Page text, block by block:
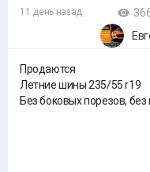
11 день назад
Продаются
Летние шины 235/55 r19
Без боковых порезов,